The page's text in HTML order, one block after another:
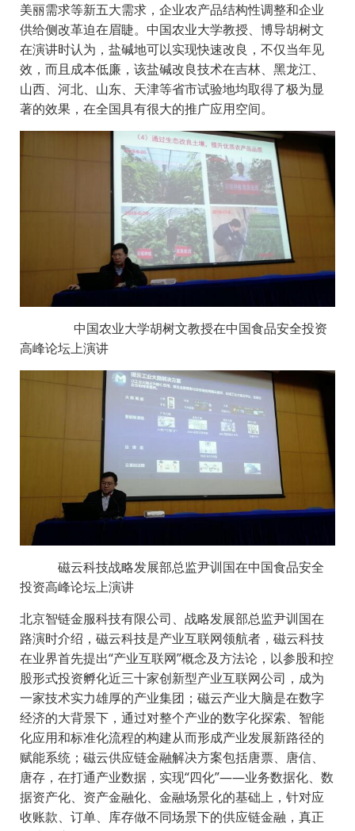
美丽需求等新五大需求，企业农产品结构性调整和企业
供给侧改革迫在眉睫。中国农业大学教授、博导胡树文
在演讲时认为，盐碱地可以实现快速改良，不仅当年见
效，而且成本低廉，该盐碱改良技术在吉林、黑龙江、
山西、河北、山东、天津等省市试验地均取得了极为显
著的效果，在全国具有很大的推广应用空间。
中国农业大学胡树文教授在中国食品安全投资
高峰论坛上演讲
磁云科技战略发展部总监尹训国在中国食品安全
投资高峰论坛上演讲
北京智链金服科技有限公司、战略发展部总监尹训国在
路演时介绍，磁云科技是产业互联网领航者，磁云科技
在业界首先提出“产业互联网”概念及方法论，以参股和控
股形式投资孵化近三十家创新型产业互联网公司，成为
一家技术实力雄厚的产业集团；磁云产业大脑是在数字
经济的大背景下，通过对整个产业的数字化探索、智能
化应用和标准化流程的构建从而形成产业发展新路径的
赋能系统；磁云供应链金融解决方案包括唐票、唐信、
唐存，在打通产业数据，实现“四化”——业务数据化、数
据资产化、资产金融化、金融场景化的基础上，针对应
收账款、订单、库存做不同场景下的供应链金融，真正